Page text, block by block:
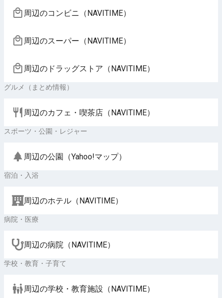
周辺のコンビニ（NAVITIME）
周辺のスーパー（NAVITIME）
周辺のドラッグストア（NAVITIME）
グルメ（まとめ情報）
周辺のカフェ・喫茶店（NAVITIME）
スポーツ・公園・レジャー
周辺の公園（Yahoo!マップ）
宿泊・入浴
周辺のホテル（NAVITIME）
病院・医療
周辺の病院（NAVITIME）
学校・教育・子育て
周辺の学校・教育施設（NAVITIME）